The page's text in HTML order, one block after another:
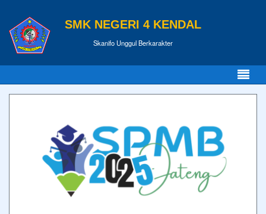
SMK NEGERI 4 KENDAL
Skanifo Unggul Berkarakter